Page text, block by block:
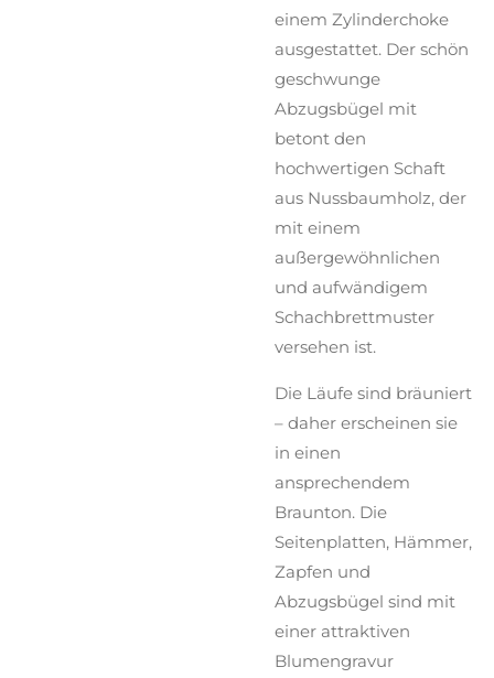
einem Zylinderchoke
ausgestattet. Der schön
geschwunge
Abzugsbügel mit
betont den
hochwertigen Schaft
aus Nussbaumholz, der
mit einem
außergewöhnlichen
und aufwändigem
Schachbrettmuster
versehen ist.
Die Läufe sind bräuniert
– daher erscheinen sie
in einen
ansprechendem
Braunton. Die
Seitenplatten, Hämmer,
Zapfen und
Abzugsbügel sind mit
einer attraktiven
Blumengravur